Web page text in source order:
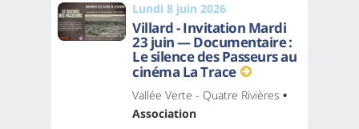
Lundi 8 juin 2026
Villard - Invitation Mardi
23 juin — Documentaire :
Le silence des Passeurs au
cinéma La Trace
Vallée Verte - Quatre Rivières •
Association